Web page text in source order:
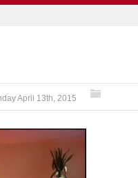
April 13th, 2015